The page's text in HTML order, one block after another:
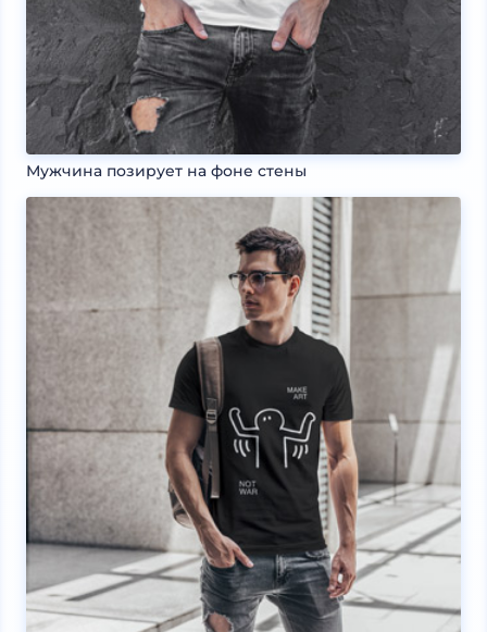
Мужчина позирует на фоне стены